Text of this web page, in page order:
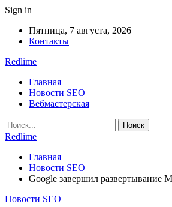
Sign in
Пятница, 7 августа, 2026
Контакты
Redlime
Главная
Новости SEO
Вебмастерская
Redlime
Главная
Новости SEO
Google завершил развертывание
Новости SEO